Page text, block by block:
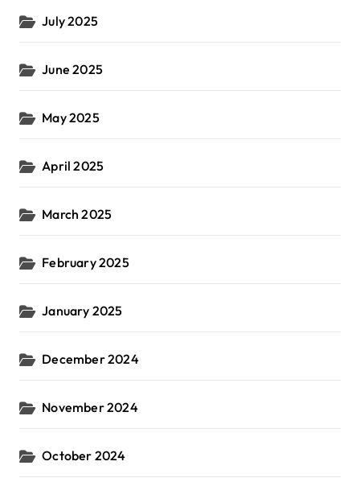
July 2025
June 2025
May 2025
April 2025
March 2025
February 2025
January 2025
December 2024
November 2024
October 2024